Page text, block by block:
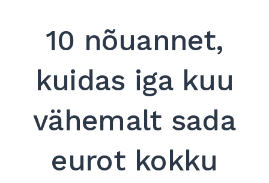
10 nõuannet,
kuidas iga kuu
vähemalt sada
eurot kokku